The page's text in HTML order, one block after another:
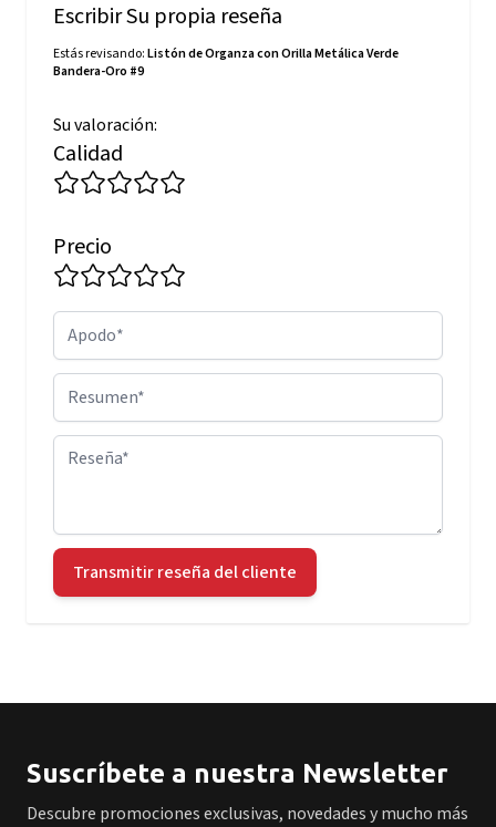
Escribir Su propia reseña
Estás revisando:Listón de Organza con Orilla Metálica Verde
Bandera-Oro #9
Su valoración:
Calidad
Precio
Apodo
Resumen
Reseña
Transmitir reseña del cliente
Suscríbete a nuestra Newsletter
Descubre promociones exclusivas, novedades y mucho más